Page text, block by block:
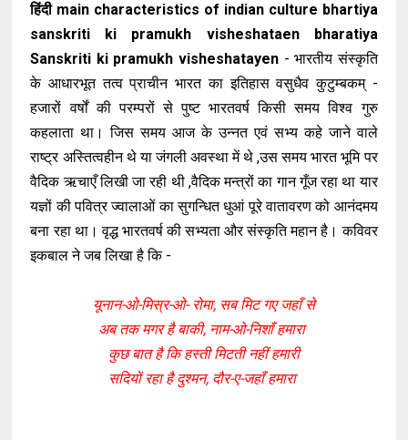
हिंदी main characteristics of indian culture bhartiya
sanskriti ki pramukh visheshataen bharatiya
Sanskriti ki pramukh visheshatayen - भारतीय संस्कृति
के आधारभूत तत्व प्राचीन भारत का इतिहास वसुधैव कुटुम्बकम् -
हजारों वर्षों की परम्परों से पुष्ट भारतवर्ष किसी समय विश्व गुरु
कहलाता था। जिस समय आज के उन्नत एवं सभ्य कहे जाने वाले
राष्ट्र अस्तित्वहीन थे या जंगली अवस्था में थे ,उस समय भारत भूमि पर
वैदिक ऋचाएँ लिखी जा रही थी ,वैदिक मन्त्रों का गान गूँज रहा था यार
यज्ञों की पवित्र ज्वालाओं का सुगन्धित धुआं पूरे वातावरण को आनंदमय
बना रहा था। वृद्ध भारतवर्ष की सभ्यता और संस्कृति महान है। कविवर
इकबाल ने जब लिखा है कि -
यूनान-ओ-मिस्र-ओ- रोमा, सब मिट गए जहाँ से
अब तक मगर है बाकी, नाम-ओ-निशाँ हमारा
कुछ बात है कि हस्ती मिटती नहीं हमारी
सदियों रहा है दुश्मन, दौर-ए-जहाँ हमारा